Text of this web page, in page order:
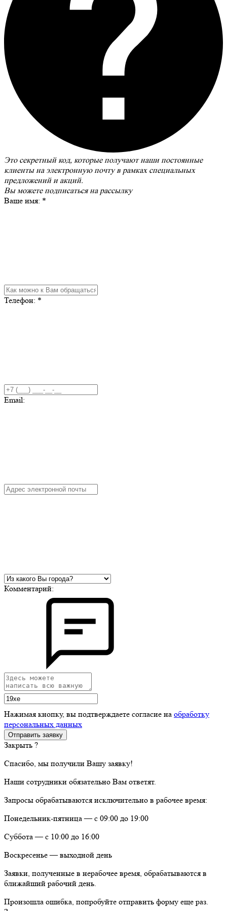
Это секретный код, которые получают наши постоянные
клиенты на электронную почту в рамках специальных
предложений и акций.
Вы можете подписаться на рассылку
Ваше имя: *
Телефон: *
Email:
Комментарий:
Нажимая кнопку, вы подтверждаете согласие на обработку
персональных данных
Закрыть ?
Спасибо, мы получили Вашу заявку!
Наши сотрудники обязательно Вам ответят.
Запросы обрабатываются исключительно в рабочее время:
Понедельник-пятница — с 09:00 до 19:00
Суббота — с 10:00 до 16:00
Воскресенье — выходной день
Заявки, полученные в нерабочее время, обрабатываются в
ближайший рабочий день.
Произошла ошибка, попробуйте отправить форму еще раз.